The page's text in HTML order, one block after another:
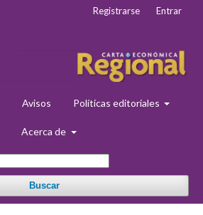
Avisos Políticas editoriales
Acerca de
Buscar
Registrarse Entrar